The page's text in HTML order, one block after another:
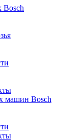
Bosch
машин Bosch